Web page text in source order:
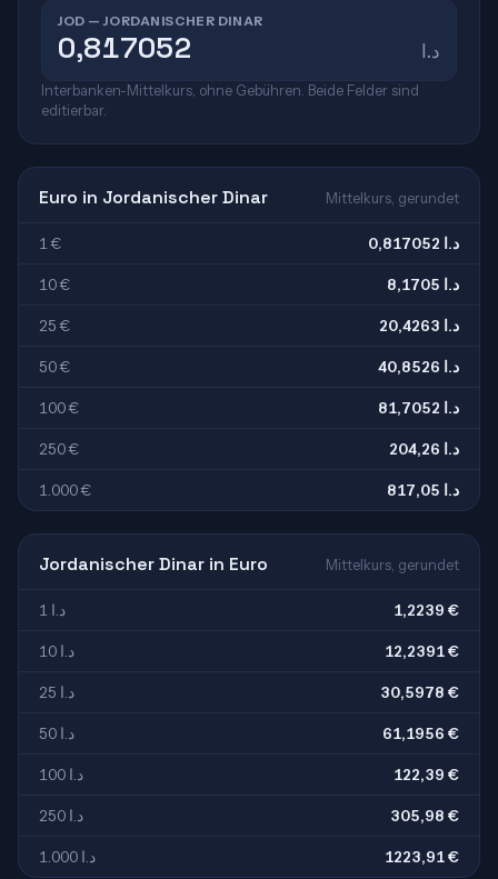
JOD — JORDANISCHER DINAR
د.ا
Interbanken-Mittelkurs, ohne Gebühren. Beide Felder sind
editierbar.
Euro in Jordanischer Dinar Mittelkurs, gerundet
1 € 0,817052 د.ا
10 € 8,1705 د.ا
25 € 20,4263 د.ا
50 € 40,8526 د.ا
100 € 81,7052 د.ا
250 € 204,26 د.ا
1.000 € 817,05 د.ا
Jordanischer Dinar in Euro Mittelkurs, gerundet
1 د.ا 1,2239 €
10 د.ا 12,2391 €
25 د.ا 30,5978 €
50 د.ا 61,1956 €
100 د.ا 122,39 €
250 د.ا 305,98 €
1.000 د.ا 1223,91 €